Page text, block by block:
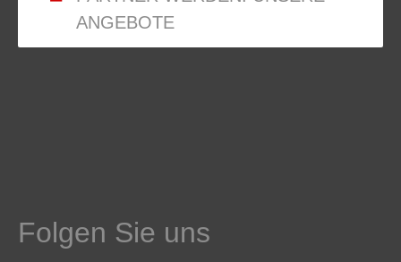
ANGEBOTE
Folgen Sie uns